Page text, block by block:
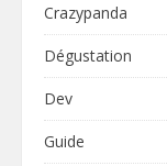
Crazypanda
Dégustation
Dev
Guide